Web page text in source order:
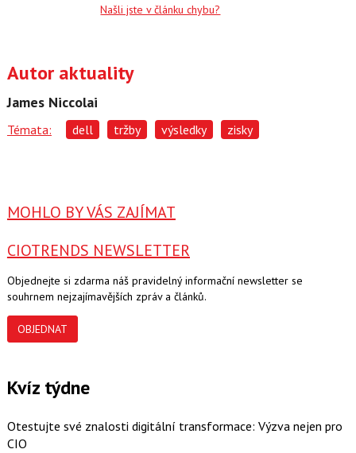
Našli jste v článku chybu?
Autor aktuality
James Niccolai
Témata: dell tržby výsledky zisky
MOHLO BY VÁS ZAJÍMAT
CIOTRENDS NEWSLETTER
Objednejte si zdarma náš pravidelný informační newsletter se
souhrnem nejzajímavějších zpráv a článků.
OBJEDNAT
Kvíz týdne
Otestujte své znalosti digitální transformace: Výzva nejen pro
CIO